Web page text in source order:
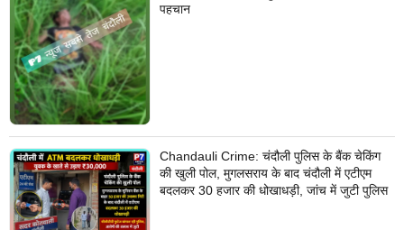
पहचान
Chandauli Crime: चंदौली पुलिस के बैंक चेकिंग
की खुली पोल, मुगलसराय के बाद चंदौली में एटीएम
बदलकर 30 हजार की धोखाधड़ी, जांच में जुटी पुलिस